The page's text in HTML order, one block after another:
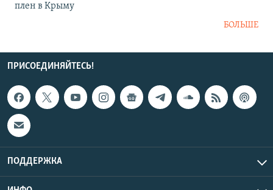
плен в Крыму
БОЛЬШЕ
ПРИСОЕДИНЯЙТЕСЬ!
ПОДДЕРЖКА